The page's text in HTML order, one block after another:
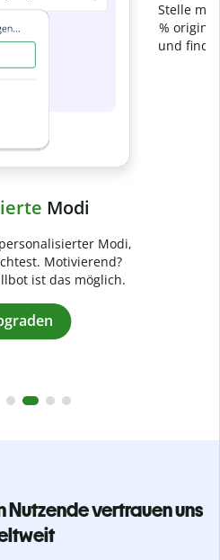
sicher, dass dein Text zu 100
Arbeit in Sekundenschnelle
in über 100 Sprachen.
Nutzende vertrauen uns